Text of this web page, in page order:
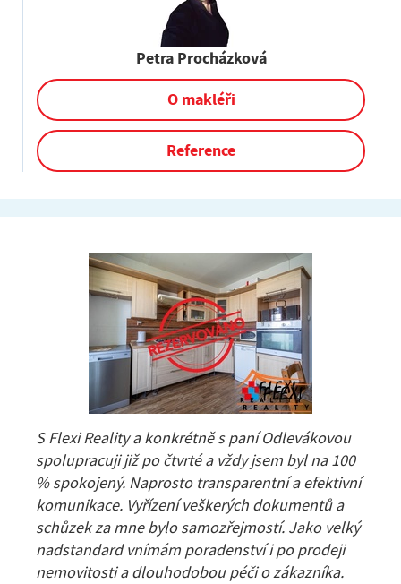
Petra Procházková
O makléři
Reference
S Flexi Reality a konkrétně s paní Odlevákovou
spolupracuji již po čtvrté a vždy jsem byl na 100
% spokojený. Naprosto transparentní a efektivní
komunikace. Vyřízení veškerých dokumentů a
schůzek za mne bylo samozřejmostí. Jako velký
nadstandard vnímám poradenství i po prodeji
nemovitosti a dlouhodobou péči o zákazníka.